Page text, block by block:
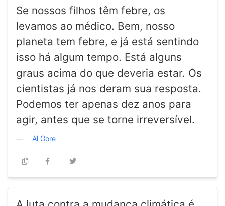
Se nossos filhos têm febre, os
levamos ao médico. Bem, nosso
planeta tem febre, e já está sentindo
isso há algum tempo. Está alguns
graus acima do que deveria estar. Os
cientistas já nos deram sua resposta.
Podemos ter apenas dez anos para
agir, antes que se torne irreversível.
Al Gore